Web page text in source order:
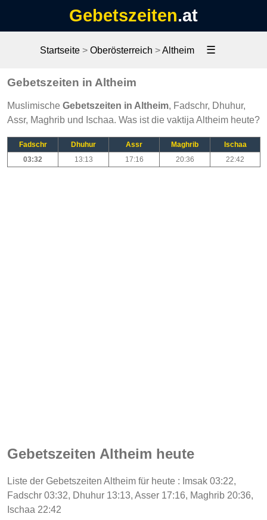
Gebetszeiten.at
Startseite> Oberösterreich >Altheim ☰
Gebetszeiten in Altheim
Muslimische Gebetszeiten in Altheim, Fadschr, Dhuhur,
Assr, Maghrib und Ischaa. Was ist die vaktija Altheim heute?
Fadschr Dhuhur Assr Maghrib
Ischaa
03:32
13:13 17:16 20:36 22:42
Gebetszeiten Altheim heute
Liste der Gebetszeiten Altheim für heute : Imsak 03:22,
Fadschr 03:32, Dhuhur 13:13, Asser 17:16, Maghrib 20:36,
Ischaa 22:42